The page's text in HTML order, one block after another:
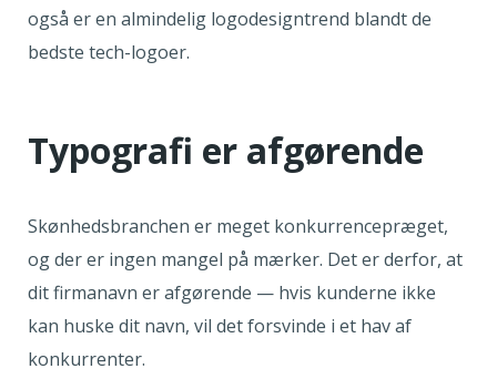
også er en almindelig logodesigntrend blandt de
bedste tech-logoer.
Typografi er afgørende
Skønhedsbranchen er meget konkurrencepræget,
og der er ingen mangel på mærker. Det er derfor, at
dit firmanavn er afgørende — hvis kunderne ikke
kan huske dit navn, vil det forsvinde i et hav af
konkurrenter.